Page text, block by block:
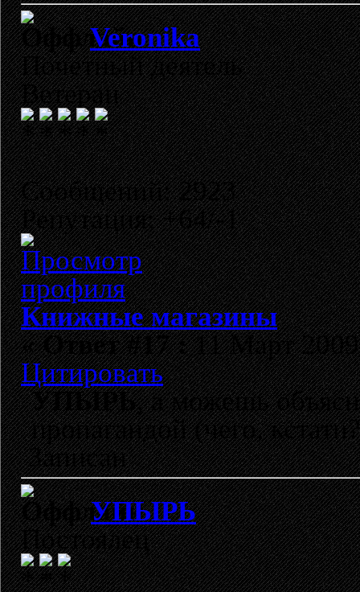
Veronika
Почетный деятель
Ветеран
Сообщений: 2923
Репутация: +64/-1
Книжные магазины
«Ответ #17 :11 Март
Цитировать
УПЫРЬ, а можешь
пропагандой (чего,
Записан
УПЫРЬ
Постоялец